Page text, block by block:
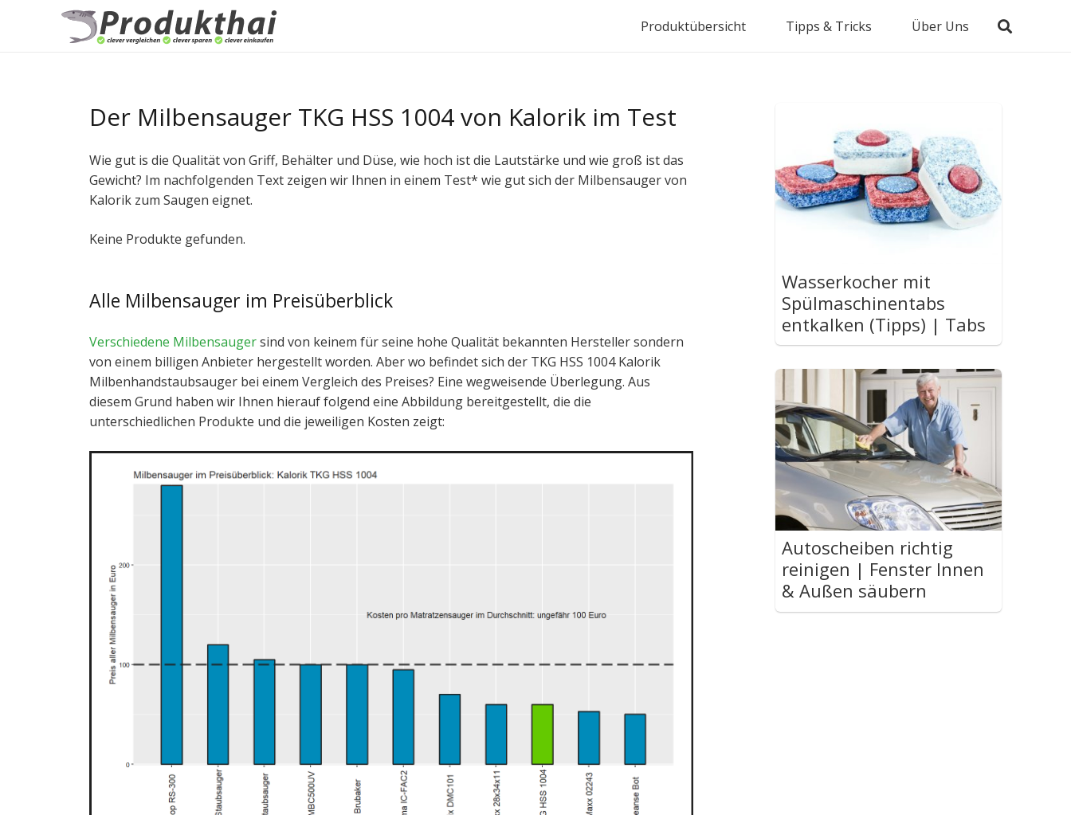
Produktübersicht Tipps & Tricks Über Uns
Der Milbensauger TKG HSS 1004 von Kalorik im Test
Wie gut is die Qualität von Griff, Behälter und Düse, wie hoch ist die Lautstärke und wie groß ist das
Gewicht? Im nachfolgenden Text zeigen wir Ihnen in einem Test* wie gut sich der Milbensauger von
Kalorik zum Saugen eignet.
Keine Produkte gefunden.
Alle Milbensauger im Preisüberblick
Verschiedene Milbensaugersind von keinem für seine hohe Qualität bekannten Hersteller sondern
von einem billigen Anbieter hergestellt worden. Aber wo befindet sich der TKG HSS 1004 Kalorik
Milbenhandstaubsauger bei einem Vergleich des Preises? Eine wegweisende Überlegung. Aus
diesem Grund haben wir Ihnen hierauf folgend eine Abbildung bereitgestellt, die die
unterschiedlichen Produkte und die jeweiligen Kosten zeigt:
Wasserkocher mit
Spülmaschinentabs
entkalken (Tipps) | Tabs
Autoscheiben richtig
reinigen | Fenster Innen
& Außen säubern